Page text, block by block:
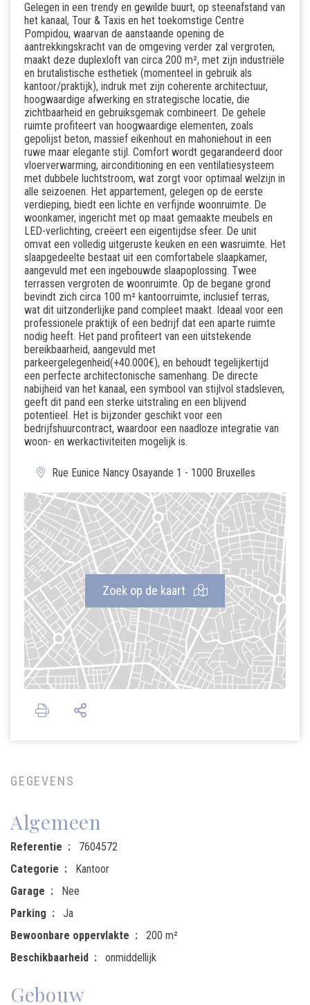
Gelegen in een trendy en gewilde buurt, op steenafstand van
het kanaal, Tour & Taxis en het toekomstige Centre
Pompidou, waarvan de aanstaande opening de
aantrekkingskracht van de omgeving verder zal vergroten,
maakt deze duplexloft van circa 200 m², met zijn industriële
en brutalistische esthetiek (momenteel in gebruik als
kantoor/praktijk), indruk met zijn coherente architectuur,
hoogwaardige afwerking en strategische locatie, die
zichtbaarheid en gebruiksgemak combineert. De gehele
ruimte profiteert van hoogwaardige elementen, zoals
gepolijst beton, massief eikenhout en mahoniehout in een
ruwe maar elegante stijl. Comfort wordt gegarandeerd door
vloerverwarming, airconditioning en een ventilatiesysteem
met dubbele luchtstroom, wat zorgt voor optimaal welzijn in
alle seizoenen. Het appartement, gelegen op de eerste
verdieping, biedt een lichte en verfijnde woonruimte. De
woonkamer, ingericht met op maat gemaakte meubels en
LED-verlichting, creëert een eigentijdse sfeer. De unit
omvat een volledig uitgeruste keuken en een wasruimte. Het
slaapgedeelte bestaat uit een comfortabele slaapkamer,
aangevuld met een ingebouwde slaapoplossing. Twee
terrassen vergroten de woonruimte. Op de begane grond
bevindt zich circa 100 m² kantoorruimte, inclusief terras,
wat dit uitzonderlijke pand compleet maakt. Ideaal voor een
professionele praktijk of een bedrijf dat een aparte ruimte
nodig heeft. Het pand profiteert van een uitstekende
bereikbaarheid, aangevuld met
parkeergelegenheid(+40.000€), en behoudt tegelijkertijd
een perfecte architectonische samenhang. De directe
nabijheid van het kanaal, een symbool van stijlvol stadsleven,
geeft dit pand een sterke uitstraling en een blijvend
potentieel. Het is bijzonder geschikt voor een
bedrijfshuurcontract, waardoor een naadloze integratie van
woon- en werkactiviteiten mogelijk is.
Rue Eunice Nancy Osayande 1 - 1000 Bruxelles
Zoek op de kaart
GEGEVENS
Algemeen
Referentie
7604572
Categorie
Kantoor
Garage
Nee
Parking
Ja
Bewoonbare oppervlakte
200 m²
Beschikbaarheid
onmiddellijk
Gebouw